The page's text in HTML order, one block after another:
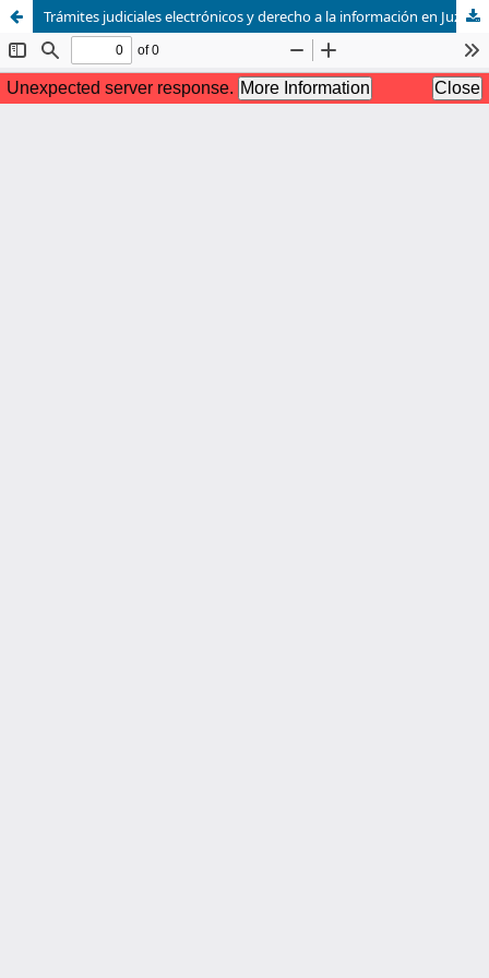
Trámites judiciales electrónicos y derecho a la información en Juzgados Civiles.